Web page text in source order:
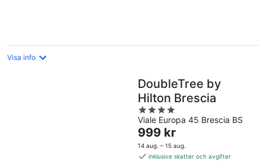
Visa info
DoubleTree by
Hilton Brescia
4
out
of
5
Viale Europa 45 Brescia BS
Priset
är
999 kr
999 kr
14 aug. – 15 aug.
inklusive skatter och avgifter